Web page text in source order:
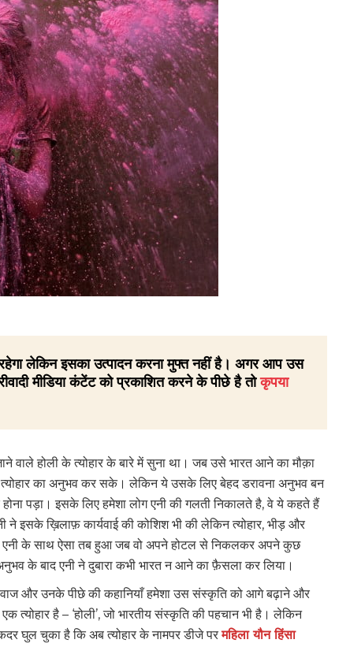
लेकिन इसका उत्पादन करना मुफ्त नहीं है। अगर आप उस
मीडिया कंटेंट को प्रकाशित करने के पीछे है तोकृपया
वाले होली के त्योहार के बारे में सुना था। जब उसे भारत आने का मौक़ा
का अनुभव कर सके। लेकिन ये उसके लिए बेहद डरावना अनुभव बन
पड़ा। इसके लिए हमेशा लोग एनी की गलती निकालते है, वे ये कहते हैं
इसके ख़िलाफ़ कार्यवाई की कोशिश भी की लेकिन त्योहार, भीड़ और
एनी के साथ ऐसा तब हुआ जब वो अपने होटल से निकलकर अपने कुछ
के बाद एनी ने दुबारा कभी भारत न आने का फ़ैसला कर लिया।
और उनके पीछे की कहानियाँ हमेशा उस संस्कृति को आगे बढ़ाने और
है – ‘होली’, जो भारतीय संस्कृति की पहचान भी है। लेकिन
घुल चुका है कि अब त्योहार के नामपर डीजे परमहिला यौन हिंसा